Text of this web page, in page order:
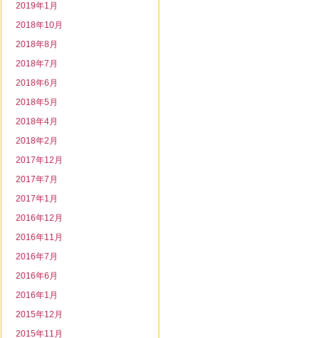
2019年1月
2018年10月
2018年8月
2018年7月
2018年6月
2018年5月
2018年4月
2018年2月
2017年12月
2017年7月
2017年1月
2016年12月
2016年11月
2016年7月
2016年6月
2016年1月
2015年12月
2015年11月